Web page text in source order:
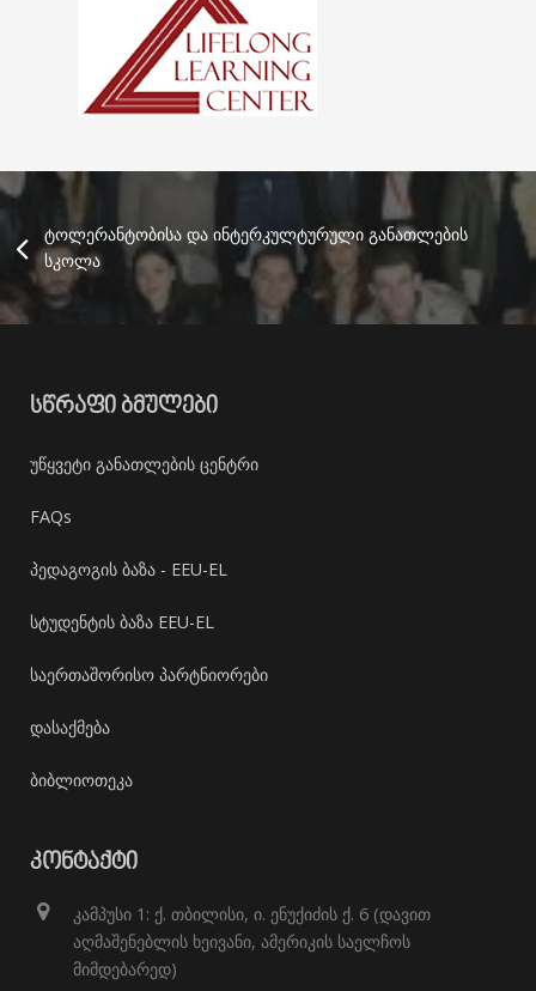
ტოლერანტობისა და ინტერკულტურული განათლების
სკოლა
ᲡᲬᲠᲐᲤᲘ ᲑᲛᲣᲚᲔᲑᲘ
უწყვეტი განათლების ცენტრი
FAQs
პედაგოგის ბაზა - EEU-EL
სტუდენტის ბაზა EEU-EL
საერთაშორისო პარტნიორები
დასაქმება
ბიბლიოთეკა
ᲙᲝᲜᲢᲐᲥᲢᲘ
კამპუსი 1: ქ. თბილისი, ი. ენუქიძის ქ. 6 (დავით
აღმაშენებლის ხეივანი, ამერიკის საელჩოს
მიმდებარედ)